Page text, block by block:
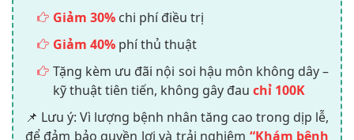
Giảm 30% chi phí điều trị
Giảm 40% phí thủ thuật
Tặng kèm ưu đãi nội soi hậu môn không dây –
kỹ thuật tiên tiến, không gây đau chỉ 100K
📌 Lưu ý: Vì lượng bệnh nhân tăng cao trong dịp lễ,
để đảm bảo quyền lợi và trải nghiệm “Khám bệnh